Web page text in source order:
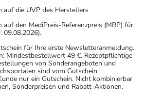
auf die UVP des Herstellers
auf den MediPreis-Referenzpreis (MRP) für
09.08.2026).
für Ihre erste Newsletteranmeldung.
Mindestbestellwert 49 €. Rezeptpflichtige
von Sonderangeboten und
sind vom Gutschein
nur ein Gutschein. Nicht kombinierbar
Sonderpreisen und Rabatt-Aktionen.